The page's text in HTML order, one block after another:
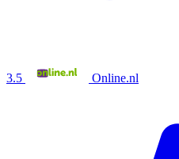
3.5 Online.nl